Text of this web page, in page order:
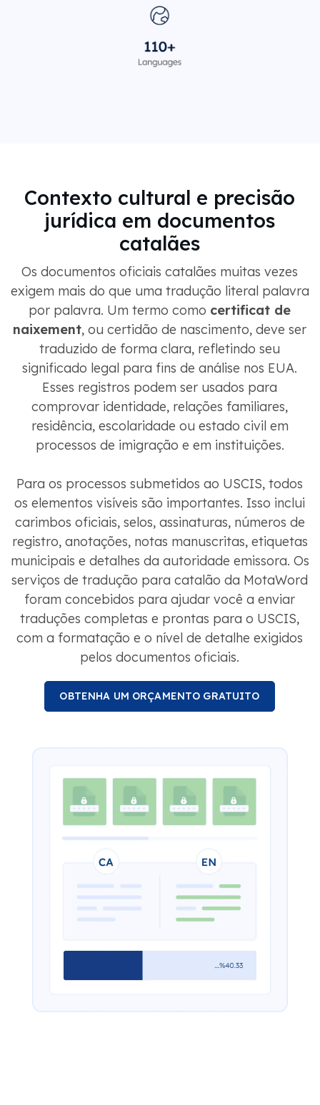
Contexto cultural e precisão
jurídica em documentos
catalães
Os documentos oficiais catalães muitas vezes
exigem mais do que uma tradução literal palavra
por palavra. Um termo como certificat de
naixement, ou certidão de nascimento, deve ser
traduzido de forma clara, refletindo seu
significado legal para fins de análise nos EUA.
Esses registros podem ser usados ​​para
comprovar identidade, relações familiares,
residência, escolaridade ou estado civil em
processos de imigração e em instituições.
Para os processos submetidos ao USCIS, todos
os elementos visíveis são importantes. Isso inclui
carimbos oficiais, selos, assinaturas, números de
registro, anotações, notas manuscritas, etiquetas
municipais e detalhes da autoridade emissora. Os
serviços de tradução para catalão da MotaWord
foram concebidos para ajudar você a enviar
traduções completas e prontas para o USCIS,
com a formatação e o nível de detalhe exigidos
pelos documentos oficiais.
OBTENHA UM ORÇAMENTO GRATUITO